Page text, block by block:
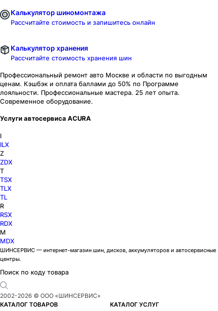
Калькулятор шиномонтажа
Рассчитайте стоимость и запишитесь онлайн
Калькулятор хранения
Рассчитайте стоимость хранения шин
Профессиональный ремонт авто Москве и области по выгодным
ценам. Кэшбэк и оплата баллами до 50% по Программе
лояльности. Профессиональные мастера. 25 лет опыта.
Современное оборудование.
Услуги автосервиса ACURA
I
ILX
Z
ZDX
T
TSX
TLX
TL
R
RSX
RDX
M
MDX
ШИНСЕРВИС — интернет-магазин шин, дисков, аккумуляторов и автосервисные
центры.
Поиск по коду товара
2002-2026 © ООО «ШИНСЕРВИС»
КАТАЛОГ ТОВАРОВ
КАТАЛОГ УСЛУГ